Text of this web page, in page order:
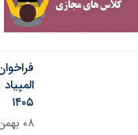
۱۴۰۵
۰۸ بهمن ۱۴۰۴